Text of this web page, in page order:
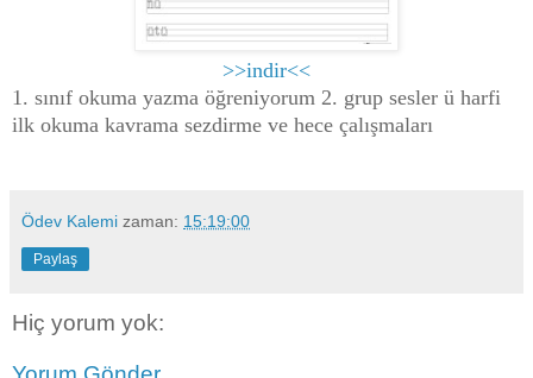
>>indir<<
1. sınıf okuma yazma öğreniyorum 2. grup sesler ü harfi
ilk okuma kavrama sezdirme ve hece çalışmaları
Ödev Kalemi zaman: 15:19:00
Paylaş
Hiç yorum yok: